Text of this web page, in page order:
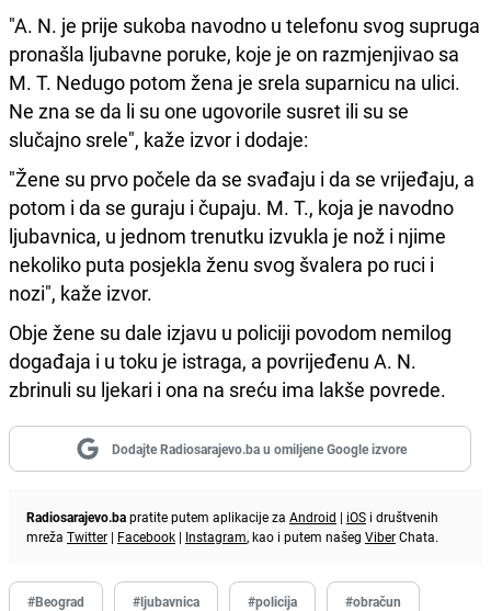
"A. N. je prije sukoba navodno u telefonu svog supruga
pronašla ljubavne poruke, koje je on razmjenjivao sa
M. T. Nedugo potom žena je srela suparnicu na ulici.
Ne zna se da li su one ugovorile susret ili su se
slučajno srele", kaže izvor i dodaje:
"Žene su prvo počele da se svađaju i da se vrijeđaju, a
potom i da se guraju i čupaju. M. T., koja je navodno
ljubavnica, u jednom trenutku izvukla je nož i njime
nekoliko puta posjekla ženu svog švalera po ruci i
nozi", kaže izvor.
Obje žene su dale izjavu u policiji povodom nemilog
događaja i u toku je istraga, a povrijeđenu A. N.
zbrinuli su ljekari i ona na sreću ima lakše povrede.
Dodajte Radiosarajevo.ba u omiljene Google izvore
Radiosarajevo.bapratite putem aplikacije za Android | iOS i društvenih
mreža Twitter | Facebook | Instagram, kao i putem našeg ViberChata.
#Beograd #ljubavnica #policija #obračun